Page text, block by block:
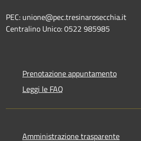
PEC: unione@pec.tresinarosecchia.it
Centralino Unico: 0522 985985
Prenotazione appuntamento
Leggi le FAQ
Amministrazione trasparente